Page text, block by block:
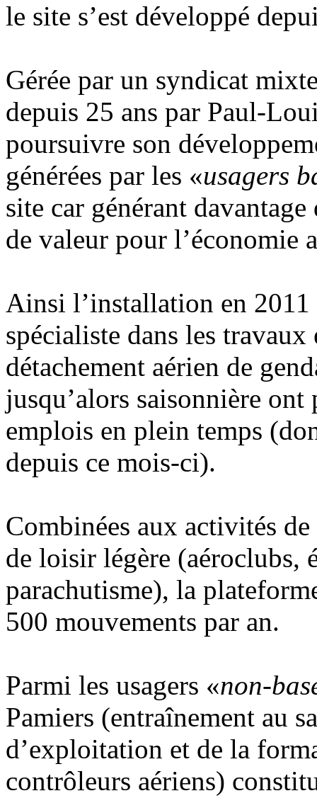
le site s’est développé
Gérée par un syndicat
depuis 25 ans par Paul-
poursuivre son
générées par les «usagers
site car générant
de valeur pour l’économie
Ainsi l’installation en
spécialiste dans les
détachement aérien de
jusqu’alors saisonnière
emplois en plein temps
depuis ce mois-ci).
Combinées aux activités
de loisir légère (aéroclubs,
parachutisme), la
500 mouvements par an.
Parmi les usagers «non-
Pamiers (entraînement au
d’exploitation et de la
contrôleurs aériens)